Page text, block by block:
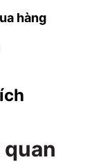
hàng
quan